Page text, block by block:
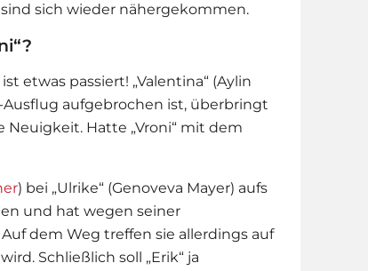
sind sich wieder nähergekommen.
ist etwas passiert! „Valentina“ (Aylin
aufgebrochen ist, überbringt
Neuigkeit. Hatte „Vroni“ mit dem
) bei „Ulrike“ (Genoveva Mayer) aufs
und hat wegen seiner
dem Weg treffen sie allerdings auf
Schließlich soll „Erik“ ja